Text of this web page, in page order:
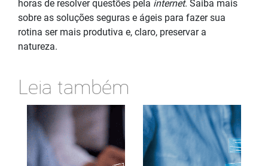
horas de resolver questões pela internet. Saiba mais
sobre as soluções seguras e ágeis para fazer sua
rotina ser mais produtiva e, claro, preservar a
natureza.
Leia também